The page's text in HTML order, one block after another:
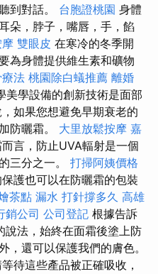
到對話。 台胞證桃園 身體
朵，脖子，嘴唇，手，餡
雙眼皮 在寒冷的冬季開
為身體提供維生素和礦物
法 桃園除白蟻推薦 離婚
美學設備的創新技術是面部
如果您想避免早期衰老的
防曬霜。 大里放鬆按摩 嘉
言，防止UVA輻射是一個
三分之一。 打掃阿姨價格
護也可以在防曬霜的包裝
茶點 漏水 打針撐多久 高雄
銷公司 公司登記 根據告訴
法，始終在面霜後塗上防
，還可以保護我們的膚色。
待這些產品被正確吸收，